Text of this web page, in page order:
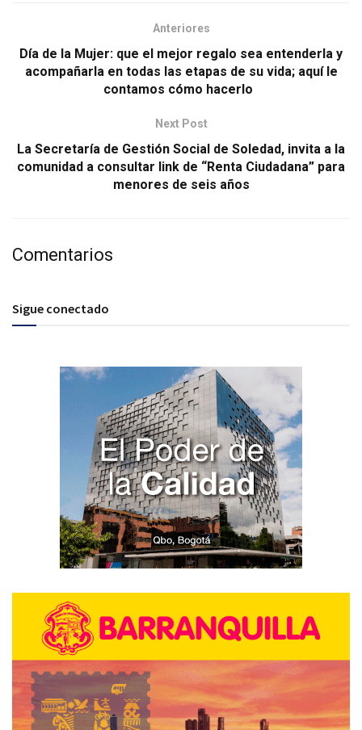
Anteriores
Día de la Mujer: que el mejor regalo sea entenderla y
acompañarla en todas las etapas de su vida; aquí le
contamos cómo hacerlo
Next Post
La Secretaría de Gestión Social de Soledad, invita a la
comunidad a consultar link de “Renta Ciudadana” para
menores de seis años
Comentarios
Sigue conectado